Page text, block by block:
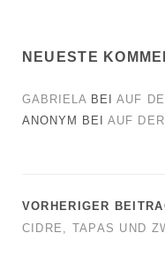
NEUESTE
GABRIELA BEIAUF
ANONYM
BEIAUF
VORHERIGER
CIDRE, TAPAS UND